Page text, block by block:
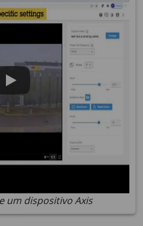
um dispositivo Axis